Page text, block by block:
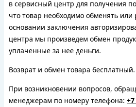
в сервисный центр для получения
что товар необходимо обменять
основании заключения
центра мы произведем обмен
уплаченные за нее деньги.
Возврат и обмен товара бесплатный.
При возникновении вопросов,
менеджерам по номеру телефона: